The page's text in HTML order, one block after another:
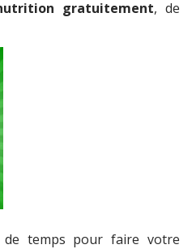
gratuitement, de
de temps pour faire votre